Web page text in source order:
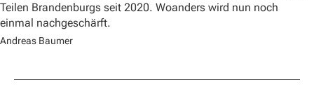
Teilen Brandenburgs seit 2020. Woanders wird nun noch
einmal nachgeschärft.
Andreas Baumer